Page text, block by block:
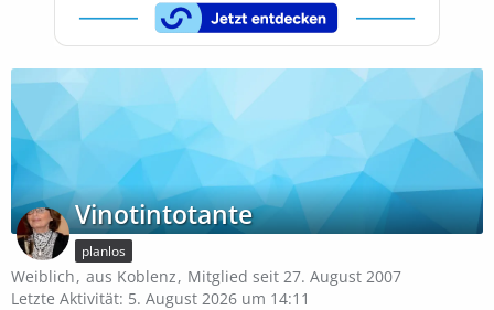
Vinotintotante
planlos
Weiblich aus Koblenz
Mitglied seit 27. August 2007
Letzte Aktivität: 5. August 2026 um 14:11